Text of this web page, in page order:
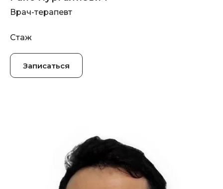
Врач-терапевт
Стаж
Записаться